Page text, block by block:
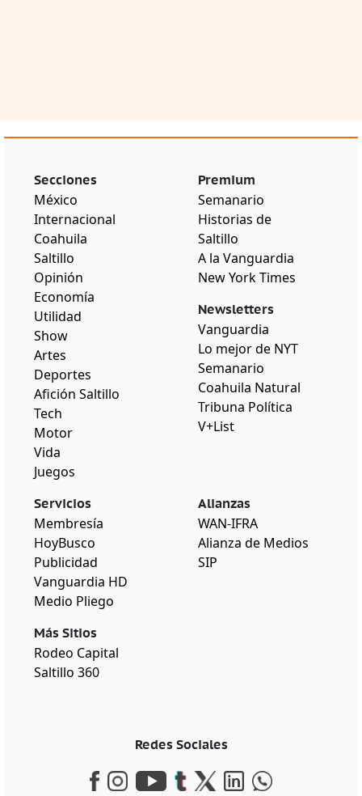
Secciones
México
Internacional
Coahuila
Saltillo
Opinión
Economía
Utilidad
Show
Artes
Deportes
Afición Saltillo
Tech
Motor
Vida
Juegos
Premium
Semanario
Historias de
Saltillo
A la Vanguardia
New York Times
Newsletters
Vanguardia
Lo mejor de NYT
Semanario
Coahuila Natural
Tribuna Política
V+List
Servicios
Membresía
HoyBusco
Publicidad
Vanguardia HD
Medio Pliego
Más Sitios
Rodeo Capital
Saltillo 360
Alianzas
WAN-IFRA
Alianza de Medios
SIP
Redes Sociales